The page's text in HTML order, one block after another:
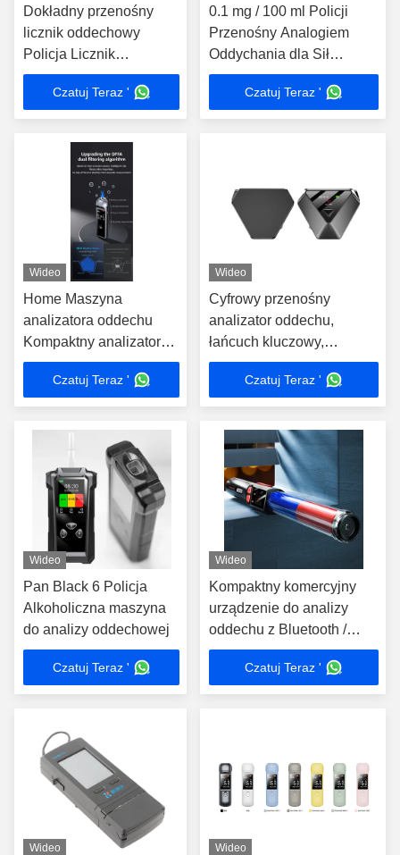
Dokładny przenośny
licznik oddechowy
Policja Licznik
oddechowy Mały
rozmiarCzatuj Teraz '
0.1 mg / 100 ml Policji
Przenośny Analogiem
Oddychania dla Sił
Prasowych 3W magazyn
Czatuj Teraz '
Wideo
Home Maszyna
analizatora oddechu
Kompaktny analizator
oddechu z
przypomnieniem
dźwięku
Czatuj Teraz '
Wideo
Cyfrowy przenośny
analizator oddechu,
łańcuch kluczowy,
urządzenie do badania
alkoholu w oddechu
Czatuj Teraz '
Wideo
Pan Black 6 Policja
Alkoholiczna maszyna
do analizy oddechowej
Czatuj Teraz '
Wideo
Kompaktny komercyjny
urządzenie do analizy
oddechu z Bluetooth /
LCD wyświetlacz
Czatuj Teraz '
Wideo Wideo